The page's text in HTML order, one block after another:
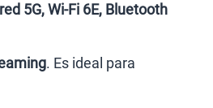
red 5G, Wi-Fi 6E, Bluetooth
. Es ideal para